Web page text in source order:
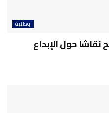
وطنية
نقاشا حول الإبداع